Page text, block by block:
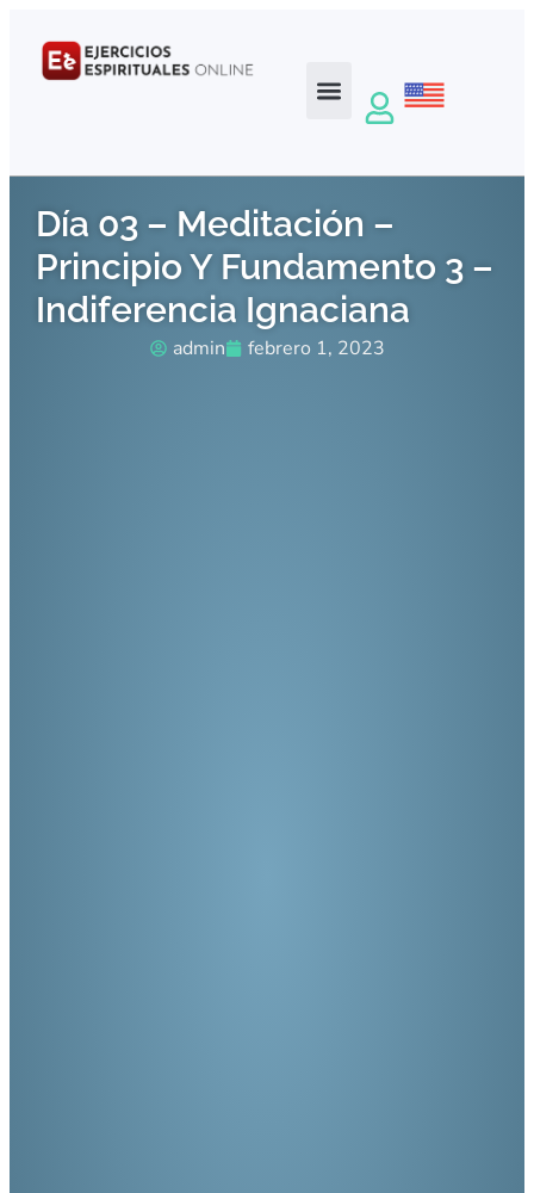
Día 03 – Meditación –
Principio Y Fundamento 3 –
Indiferencia Ignaciana
admin febrero 1, 2023